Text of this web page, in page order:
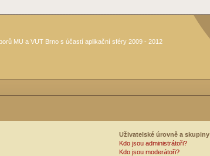
MU a VUT Brno s účastí aplikační sféry 2009 - 2012
Uživatelské úrovně a skupiny
Kdo jsou administrátoři?
Kdo jsou moderátoři?